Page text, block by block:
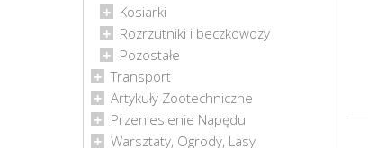
Kosiarki
Rozrzutniki i beczkowozy
Pozostałe
Transport
Artykuły Zootechniczne
Przeniesienie Napędu
Warsztaty, Ogrody, Lasy